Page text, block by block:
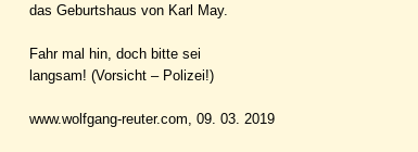
das Geburtshaus von Karl May.
Fahr mal hin, doch bitte sei
langsam! (Vorsicht – Polizei!)
www.wolfgang-reuter.com, 09. 03. 2019